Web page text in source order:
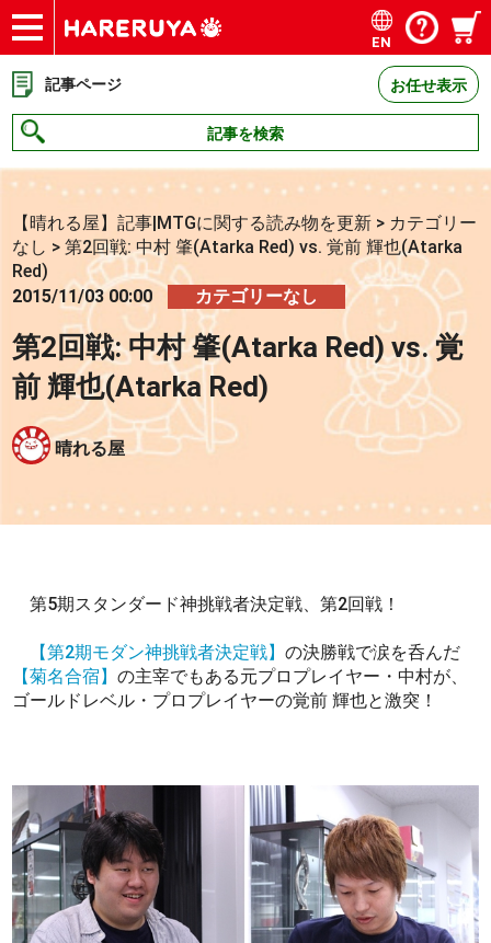
ショップ
買取
記事
デッキ検索
デッキ構築
選手一覧
店舗一覧
イベント
お問い合わせ
EN
記事ページ お任せ表示
記事を検索
【晴れる屋】記事|MTGに関する読み物を更新 > カテゴリー
なし >第2回戦: 中村 肇(Atarka Red) vs. 覚前 輝也(Atarka
Red)
2015/11/03 00:00
カテゴリーなし
第2回戦: 中村 肇(Atarka Red) vs. 覚
前 輝也(Atarka Red)
晴れる屋
第5期スタンダード神挑戦者決定戦、第2回戦！
【第2期モダン神挑戦者決定戦】の決勝戦で涙を呑んだ
【菊名合宿】の主宰でもある元プロプレイヤー・中村が、
ゴールドレベル・プロプレイヤーの覚前 輝也と激突！